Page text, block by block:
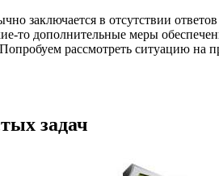
заключается в отсутствии
то дополнительные меры
рассмотреть ситуацию на
задач